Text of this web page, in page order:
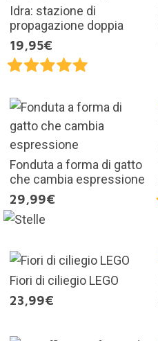
Idra: stazione di
propagazione doppia
19,95€
Fonduta a forma di gatto
che cambia espressione
29,99€
Fiori di ciliegio LEGO
23,99€